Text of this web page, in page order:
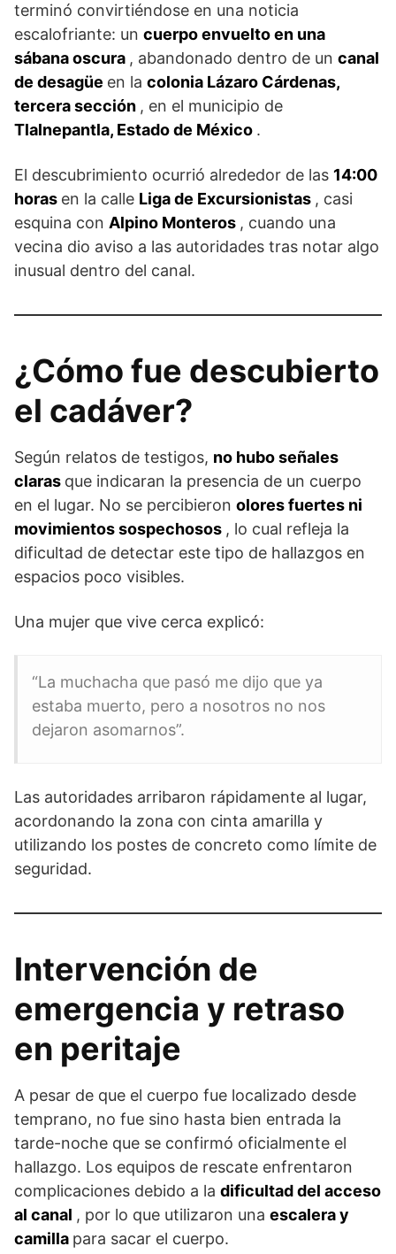
terminó convirtiéndose en una noticia
escalofriante: un cuerpo envuelto en una
sábana oscura , abandonado dentro de un canal
de desagüe en la colonia Lázaro Cárdenas,
tercera sección , en el municipio de
Tlalnepantla, Estado de México .
El descubrimiento ocurrió alrededor de las 14:00
horas en la calle Liga de Excursionistas , casi
esquina con Alpino Monteros , cuando una
vecina dio aviso a las autoridades tras notar algo
inusual dentro del canal.
¿Cómo fue descubierto
el cadáver?
Según relatos de testigos, no hubo señales
claras que indicaran la presencia de un cuerpo
en el lugar. No se percibieron olores fuertes ni
movimientos sospechosos , lo cual refleja la
dificultad de detectar este tipo de hallazgos en
espacios poco visibles.
Una mujer que vive cerca explicó:
“La muchacha que pasó me dijo que ya
estaba muerto, pero a nosotros no nos
dejaron asomarnos”.
Las autoridades arribaron rápidamente al lugar,
acordonando la zona con cinta amarilla y
utilizando los postes de concreto como límite de
seguridad.
Intervención de
emergencia y retraso
en peritaje
A pesar de que el cuerpo fue localizado desde
temprano, no fue sino hasta bien entrada la
tarde-noche que se confirmó oficialmente el
hallazgo. Los equipos de rescate enfrentaron
complicaciones debido a la dificultad del acceso
al canal , por lo que utilizaron una escalera y
camilla para sacar el cuerpo.